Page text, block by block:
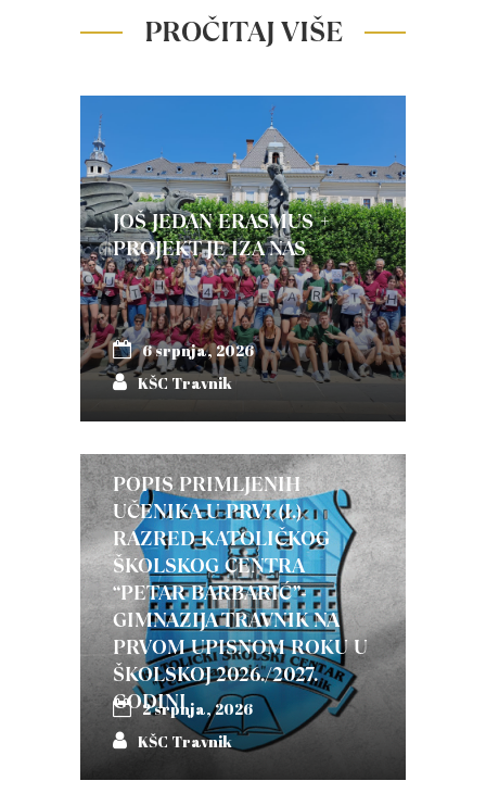
PROČITAJ VIŠE
JOŠ JEDAN ERASMUS +
PROJEKT JE IZA NAS
6 srpnja, 2026
KŠC Travnik
POPIS PRIMLJENIH
UČENIKA U PRVI (I.)
RAZRED KATOLIČKOG
ŠKOLSKOG CENTRA
“PETAR BARBARIĆ”-
GIMNAZIJA TRAVNIK NA
PRVOM UPISNOM ROKU U
ŠKOLSKOJ 2026./2027.
GODINI
2 srpnja, 2026
KŠC Travnik